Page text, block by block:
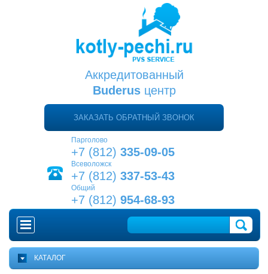
Аккредитованный
Buderusцентр
ЗАКАЗАТЬ ОБРАТНЫЙ ЗВОНОК
Парголово
+7 (812) 335-09-05
Всеволожск
+7 (812) 337-53-43
Общий
+7 (812) 954-68-93
ГЛАВНАЯ
КАТАЛОГ